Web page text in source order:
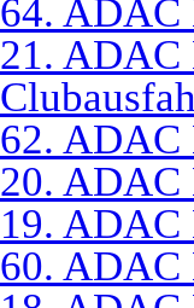
64. ADAC
21. ADAC
62. ADAC
20. ADAC
19. ADAC
60. ADAC